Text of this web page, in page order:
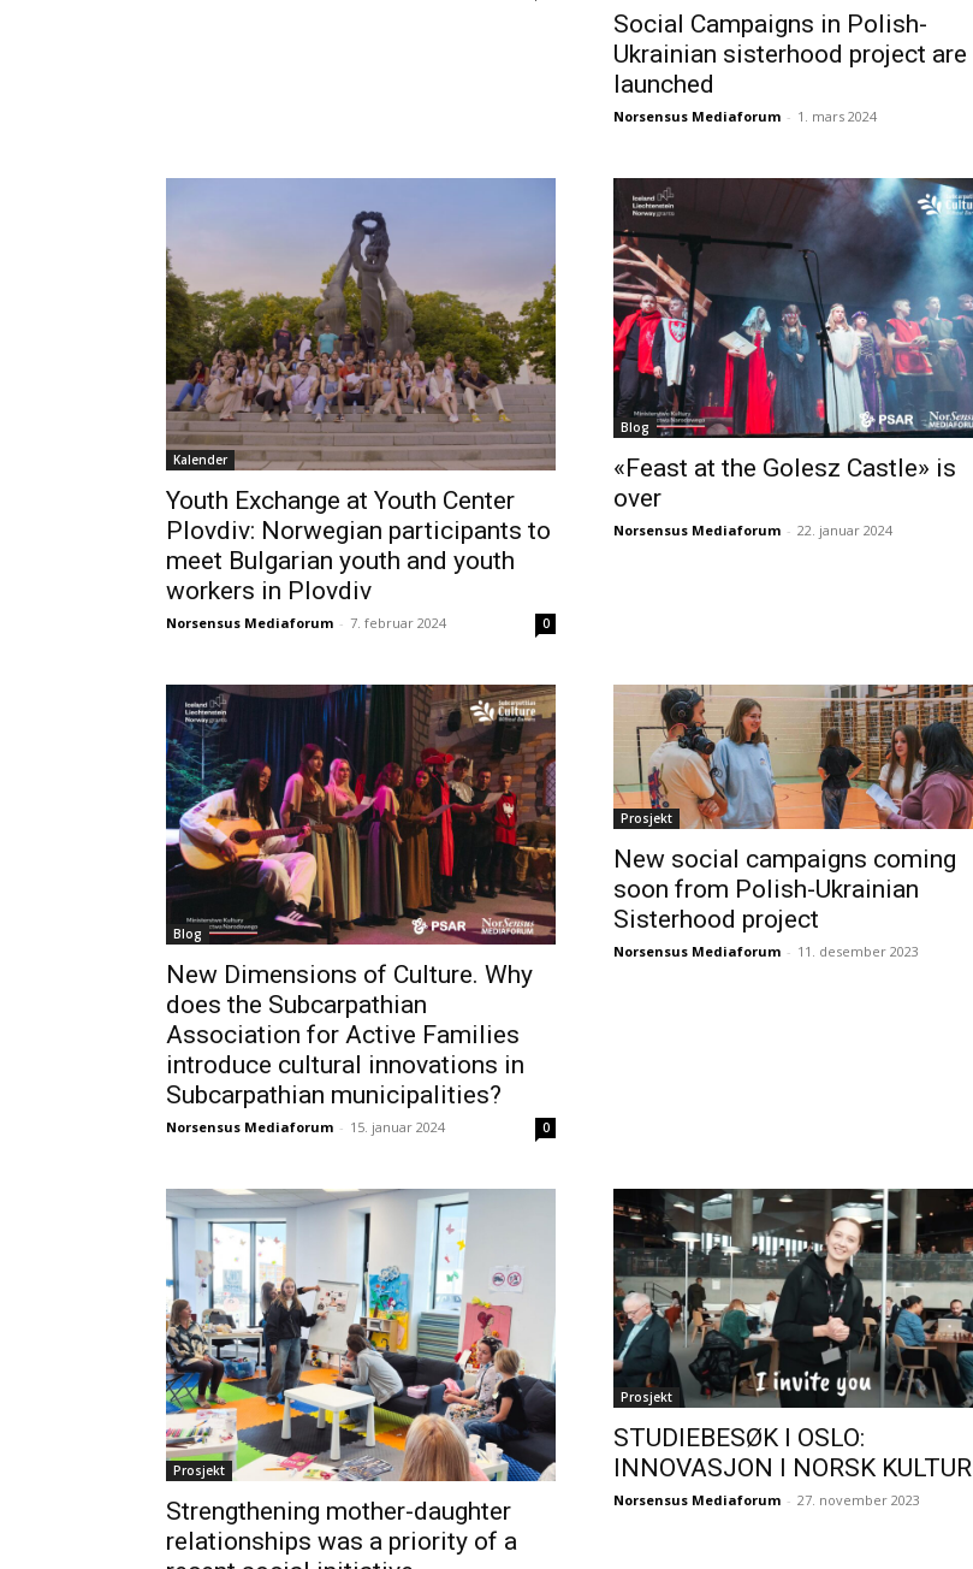
Social Campaigns in Polish-
Ukrainian sisterhood project are
launched
Norsensus Mediaforum - 1. mars 2024
Kalender
Youth Exchange at Youth Center
Plovdiv: Norwegian participants to
meet Bulgarian youth and youth
workers in Plovdiv
Norsensus Mediaforum - 7. februar 2024 0
Blog
«Feast at the Golesz Castle» is
over
Norsensus Mediaforum - 22. januar 2024
Blog
New Dimensions of Culture. Why
does the Subcarpathian
Association for Active Families
introduce cultural innovations in
Subcarpathian municipalities?
Norsensus Mediaforum - 15. januar 2024 0
Prosjekt
New social campaigns coming
soon from Polish-Ukrainian
Sisterhood project
Norsensus Mediaforum - 11. desember 2023
Prosjekt
Strengthening mother-daughter
relationships was a priority of a
Prosjekt
STUDIEBESØK I OSLO:
INNOVASJON I NORSK KULTUR
Norsensus Mediaforum - 27. november 2023